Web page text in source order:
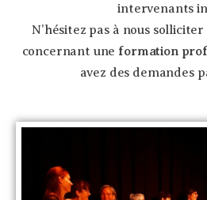
intervenants
N’hésitez pas à nous
concernant une formation
avez des demandes